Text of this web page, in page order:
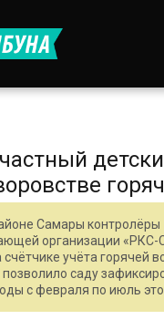
Самары контролёры
организации «РКС-
учёта горячей
позволило саду
с февраля по июль